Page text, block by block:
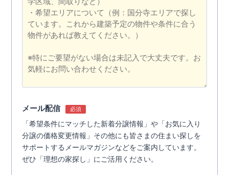
メール配信 必須
「希望条件にマッチした新着分譲情報」や「お気に入り
分譲の価格変更情報」その他にも皆さまの住まい探しを
サポートするメールマガジンなどをご案内しています。
ぜひ「理想の家探し」にご活用ください。